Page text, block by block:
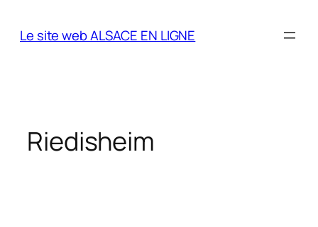
Le site web ALSACE EN LIGNE
Riedisheim